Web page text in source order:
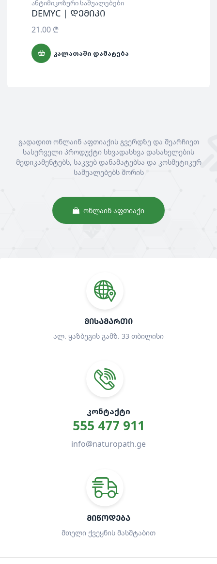
ანტიმიკოზური საშუალებები
DEMYC | დემიკი
21.00 ₾
ᲙᲐᲚᲐᲗᲐᲨᲘ ᲓᲐᲛᲐᲢᲔᲑᲐ
გადადით ონლაინ აფთიაქის გვერდზე და შეარჩიეთ
სასურველი პროდუქტი სხვადასხვა დასახელების
მედიკამენტებს, საკვებ დანამატებსა და კოსმეტიკურ
საშუალებებს შორის
ᲝᲜᲚᲐᲘᲜ ᲐᲤᲗᲘᲐᲥᲘ
ᲛᲘᲡᲐᲛᲐᲠᲗᲘ
ალ. ყაზბეგის გამზ. 33 თბილისი
ᲙᲝᲜᲢᲐᲥᲢᲘ
555 477 911
info@naturopath.ge
ᲛᲘᲬᲝᲓᲔᲑᲐ
მთელი ქვეყნის მასშტაბით